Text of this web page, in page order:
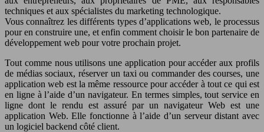
techniques et aux spécialistes du marketing technologique.
Vous connaîtrez les différents types d’applications web, le processus
pour en construire une, et enfin comment choisir le bon partenaire de
développement web pour votre prochain projet.
Tout comme nous utilisons une application pour accéder aux profils
de médias sociaux, réserver un taxi ou commander des courses, une
application web est la même ressource pour accéder à tout ce qui est
en ligne à l’aide d’un navigateur. En termes simples, tout service en
ligne dont le rendu est assuré par un navigateur Web est une
application Web. Elle fonctionne à l’aide d’un serveur distant avec
un logiciel backend côté client.